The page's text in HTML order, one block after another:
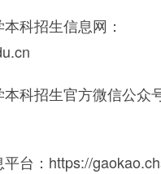
科招生信息网：
科招生官方微信公众
台：https://